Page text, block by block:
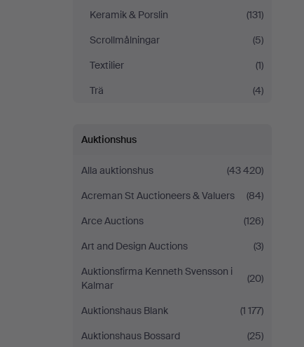
Lund
Keramik & Porslin
(131)
Scrollmålningar
(5)
Textilier
(1)
Trä
(4)
Auktionshus
Alla auktionshus
(43 420)
Acreman St Auctioneers & Valuers
(84)
Arce Auctions
(126)
Art and Design Auctions
(3)
Auktionsfirma Kenneth Svensson i
Kalmar
(20)
Auktionshaus Blank
(1 177)
Auktionshaus Bossard
(25)